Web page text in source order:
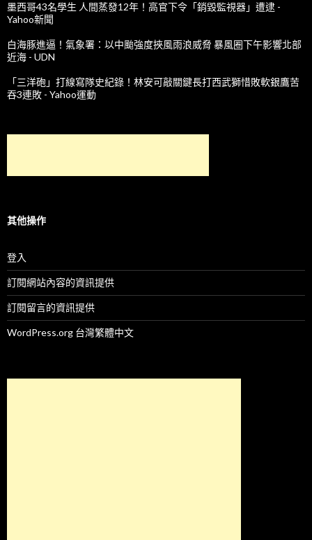
墨西哥43名學生 人間蒸發12年！高官下令「銷毀監視器」遭逮 -
Yahoo新聞
白海豚進逼！氣象署：以中颱強度挾風雨浪威脅 暴風圈下午影響北部
近海 - UDN
「三洋砲」打線寫隊史紀錄！林安可敲關鍵長打西武獅惜敗軟銀鷹苦
吞3連敗 - Yahoo運動
其他操作
登入
訂閱網站內容的資訊提供
訂閱留言的資訊提供
WordPress.org 台灣繁體中文